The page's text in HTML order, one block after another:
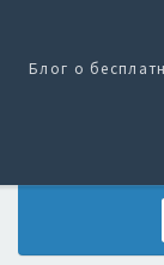
Блог о